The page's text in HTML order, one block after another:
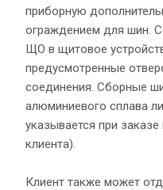
приборную
ограждением для шин.
ЩО в щитовое
предусмотренные
соединения. Сборные
алюминиевого сплава
указывается при
клиента).
Клиент также может